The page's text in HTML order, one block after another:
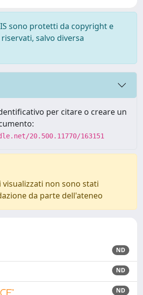
sono protetti da copyright e
salvo diversa
per citare o creare un
20.500.11770/163151
non sono stati
da parte dell'ateneo
ND
ND
ND